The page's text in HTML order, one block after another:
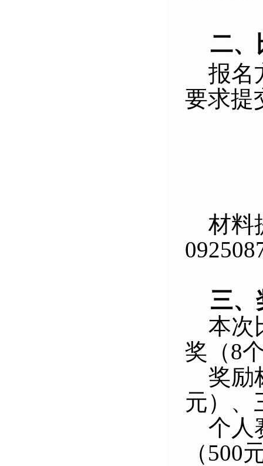
二、
报名
要求提
材料
三、
本次
奖 （8
奖励
元）、
个人
（500